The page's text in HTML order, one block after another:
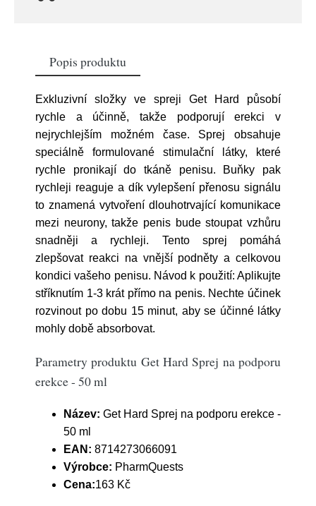
Popis produktu
Exkluzivní složky ve spreji Get Hard působí
rychle a účinně, takže podporují erekci v
nejrychlejším možném čase. Sprej obsahuje
speciálně formulované stimulační látky, které
rychle pronikají do tkáně penisu. Buňky pak
rychleji reaguje a dík vylepšení přenosu signálu
to znamená vytvoření dlouhotrvající komunikace
mezi neurony, takže penis bude stoupat vzhůru
snadněji a rychleji. Tento sprej pomáhá
zlepšovat reakci na vnější podněty a celkovou
kondici vašeho penisu. Návod k použití: Aplikujte
stříknutím 1-3 krát přímo na penis. Nechte účinek
rozvinout po dobu 15 minut, aby se účinné látky
mohly době absorbovat.
Parametry produktu Get Hard Sprej na podporu
erekce - 50 ml
Název: Get Hard Sprej na podporu erekce -
50 ml
EAN: 8714273066091
Výrobce: PharmQuests
Cena:163 Kč